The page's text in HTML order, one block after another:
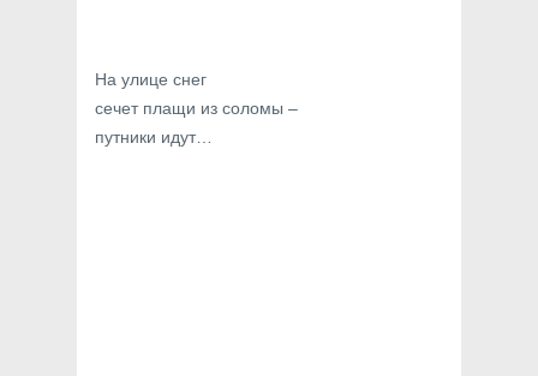
На улице снег
сечет плащи из соломы –
путники идут…